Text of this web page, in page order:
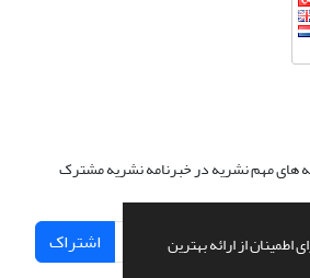
از ارائه بهترین
های مهم نشریه در خبرنامه نشریه مشترک
اشتراک